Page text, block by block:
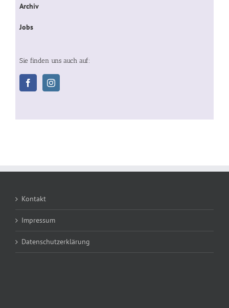
Archiv
Jobs
Sie finden uns auch auf:
Kontakt
Impressum
Datenschutzerklärung